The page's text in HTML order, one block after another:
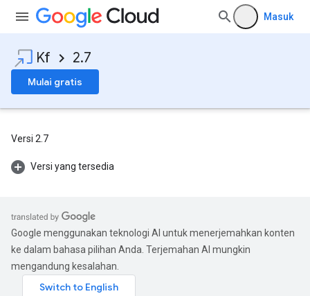
Masuk
Kf 2.7
Mulai gratis
Versi 2.7
Versi yang tersedia
Google menggunakan teknologi AI untuk menerjemahkan konten
ke dalam bahasa pilihan Anda. Terjemahan AI mungkin
mengandung kesalahan.